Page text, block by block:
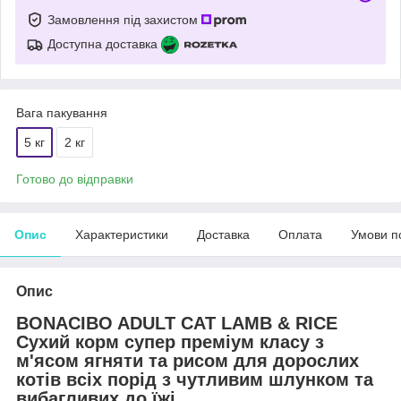
Замовлення під захистом
Доступна доставка
Вага пакування
5 кг 2 кг
Готово до відправки
Опис Характеристики Доставка Оплата Умови
Опис
BONACIBO ADULT CAT LAMB & RICE
Сухий корм супер преміум класу з
м'ясом ягняти та рисом для дорослих
котів всіх порід з чутливим шлунком та